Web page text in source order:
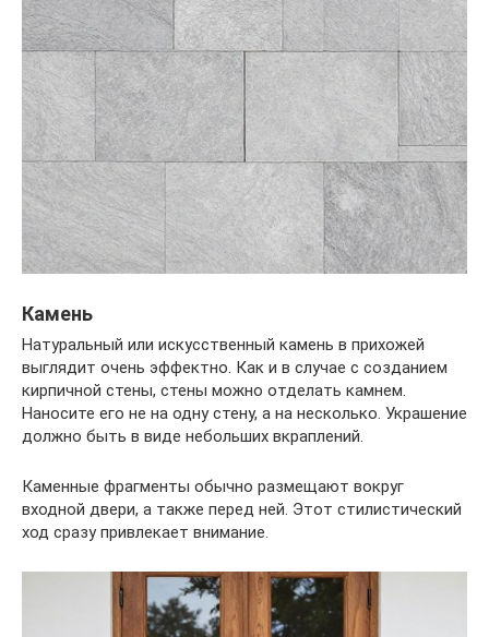
Камень
Натуральный или искусственный камень в прихожей
выглядит очень эффектно. Как и в случае с созданием
кирпичной стены, стены можно отделать камнем.
Наносите его не на одну стену, а на несколько. Украшение
должно быть в виде небольших вкраплений.
Каменные фрагменты обычно размещают вокруг
входной двери, а также перед ней. Этот стилистический
ход сразу привлекает внимание.